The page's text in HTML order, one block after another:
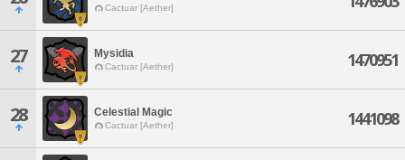
Cactuar [Aether]
27 Mysidia
Cactuar [Aether] 1470951
28 Celestial Magic
Cactuar [Aether] 1441098